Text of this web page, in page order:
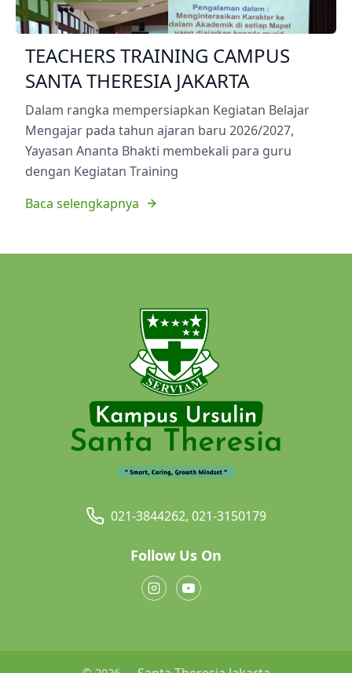
TEACHERS TRAINING CAMPUS
SANTA THERESIA JAKARTA
Dalam rangka mempersiapkan Kegiatan Belajar
Mengajar pada tahun ajaran baru 2026/2027,
Yayasan Ananta Bhakti membekali para guru
dengan Kegiatan Training
Baca selengkapnya
021-3844262, 021-3150179
Follow Us On